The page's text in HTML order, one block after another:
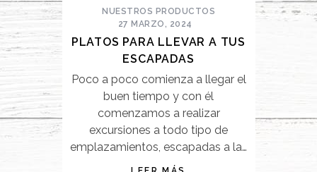
NUESTROS PRODUCTOS
27 MARZO, 2024
PLATOS PARA LLEVAR A TUS
ESCAPADAS
Poco a poco comienza a llegar el
buen tiempo y con él
comenzamos a realizar
excursiones a todo tipo de
emplazamientos, escapadas a la…